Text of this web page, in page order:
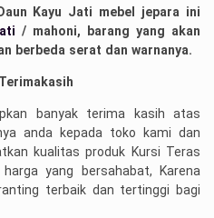
Kayu Jati mebel jepara ini
/ mahoni, barang yang akan
berbeda serat dan warnanya.
banyak terima kasih atas
anda kepada toko kami dan
kualitas produk Kursi Teras
yang bersahabat, Karena
terbaik dan tertinggi bagi